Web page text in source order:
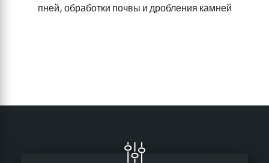
пней, обработки почвы и дробления камней